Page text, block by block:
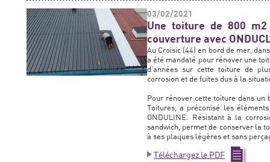
03/02/2021
Une toiture de 800
couverture avec
Au Croisic (44) en bord de mer,
a été mandaté pour rénover une
d’années sur cette toiture de
corrosion et de fuites dus à la
Pour rénover cette toiture dans
Toitures, a préconisé les
ONDULINE. Résistant à la
sandwich, permet de conserver la
à ses plaques légères et sans
Téléchargez le PDF